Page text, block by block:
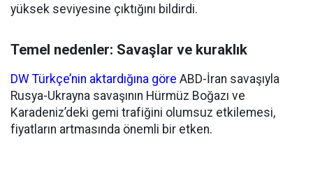
yüksek seviyesine çıktığını bildirdi.
Temel nedenler: Savaşlar ve kuraklık
DW Türkçe’nin aktardığına göre ABD-İran savaşıyla
Rusya-Ukrayna savaşının Hürmüz Boğazı ve
Karadeniz’deki gemi trafiğini olumsuz etkilemesi,
fiyatların artmasında önemli bir etken.